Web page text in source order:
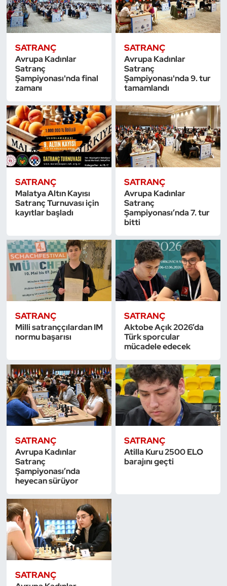
SATRANÇ
Avrupa Kadınlar
Satranç
Şampiyonası'nda final
zamanı
SATRANÇ
Avrupa Kadınlar
Satranç
Şampiyonası'nda 9. tur
tamamlandı
SATRANÇ
Malatya Altın Kayısı
Satranç Turnuvası için
kayıtlar başladı
SATRANÇ
Avrupa Kadınlar
Satranç
Şampiyonası’nda 7. tur
bitti
SATRANÇ
Milli satranççılardan IM
normu başarısı
SATRANÇ
Aktobe Açık 2026’da
Türk sporcular
mücadele edecek
SATRANÇ
Avrupa Kadınlar
Satranç
Şampiyonası’nda
heyecan sürüyor
SATRANÇ
Atilla Kuru 2500 ELO
barajını geçti
SATRANÇ
Triatlon
Voleybol
Vücut Geliştirme Fitness
Yelken
Yüzme